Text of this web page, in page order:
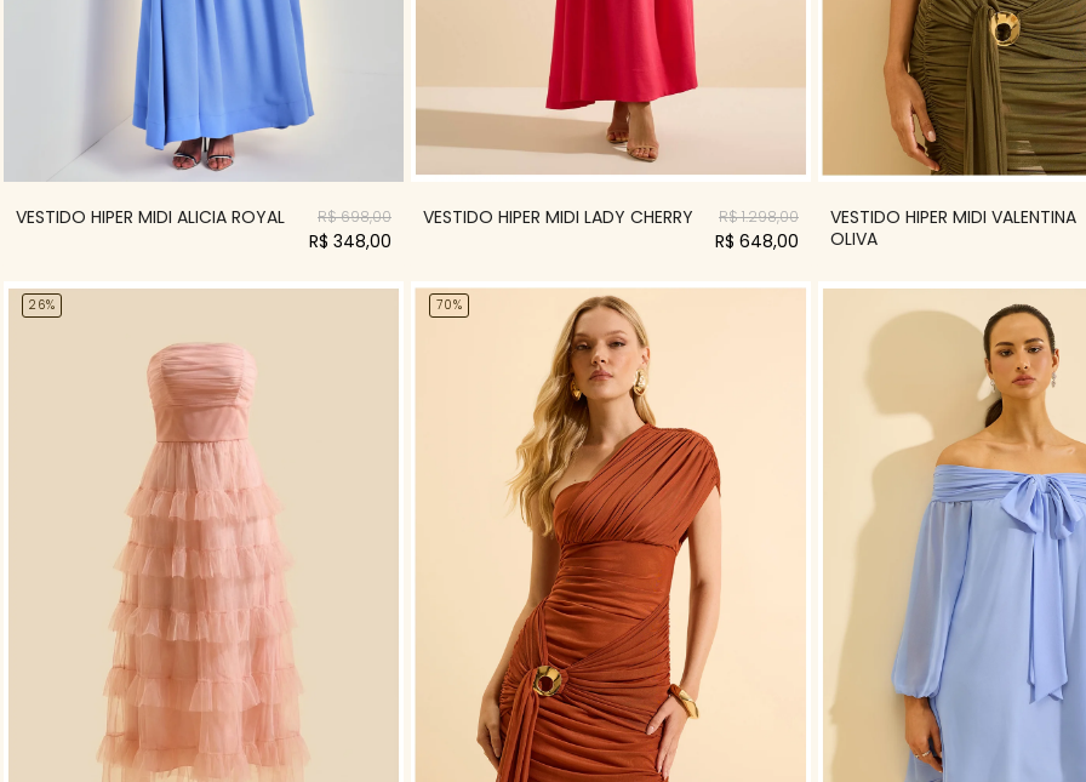
VESTIDO HIPER MIDI ALICIA ROYAL R$ 698,00
R$ 348,00
VESTIDO HIPER MIDI LADY CHERRY R$ 1.298,00
R$ 648,00
VESTIDO HIPER MIDI VALENTINA
OLIVA
26% 70%